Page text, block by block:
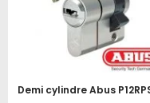
Demi cylindre Abus